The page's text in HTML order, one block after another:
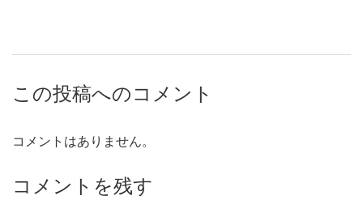
この投稿へのコメント
コメントはありません。
コメントを残す